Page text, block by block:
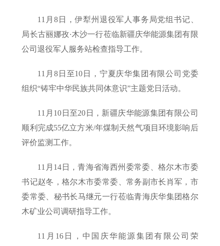
11月8日，伊犁州退役军人事务局党组书记、
局长古丽娜孜·木沙一行莅临新疆庆华能源集团有限
公司退役军人服务站检查指导工作。
11月8日至10日，宁夏庆华集团有限公司党委
组织“铸牢中华民族共同体意识”主题党日活动。
11月10日至20日，新疆庆华能源集团有限公司
顺利完成55亿立方米/年煤制天然气项目环境影响后
评价监测工作。
11月14日，青海省海西州委常委、格尔木市委
书记赵冬，格尔木市委常委、常务副市长肖军，市
委常委、秘书长马继元一行莅临青海庆华集团格尔
木矿业公司调研指导工作。
11月16日，中国庆华能源集团有限公司荣